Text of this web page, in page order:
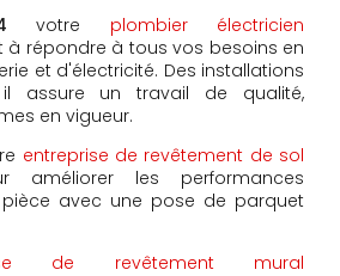
votre plombier électricien
répondre à tous vos besoins en
et d'électricité. Des installations
il assure un travail de qualité,
en vigueur.
entreprise de revêtement de sol
améliorer les performances
avec une pose de parquet
de revêtement mural